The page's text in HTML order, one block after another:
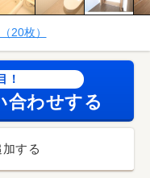
20枚）
！
合わせする
する